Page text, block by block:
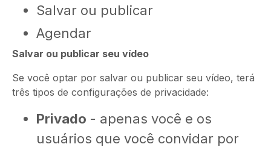
Salvar ou publicar
Agendar
Salvar ou publicar seu vídeo
Se você optar por salvar ou publicar seu vídeo, terá
três tipos de configurações de privacidade:
Privado - apenas você e os
usuários que você convidar por